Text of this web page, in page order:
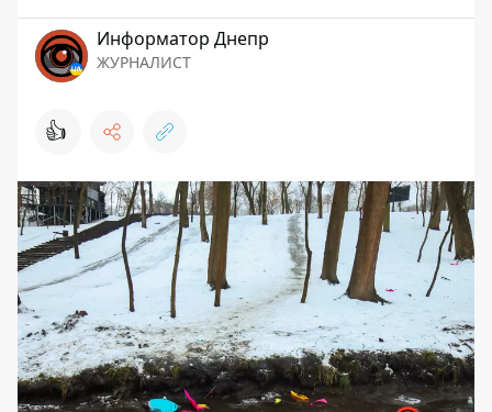
Информатор Днепр
ЖУРНАЛИСТ
👍